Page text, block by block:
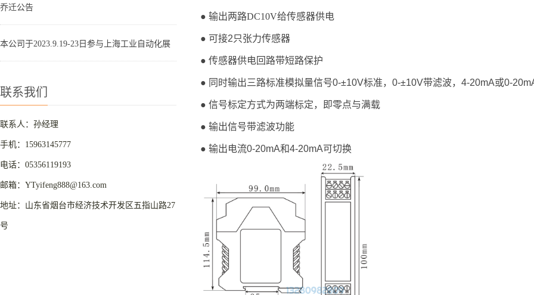
乔迁公告
本公司于2023.9.19-23日参与上海工业自动化展
联系我们
联系人：孙经理
手机：15963145777
电话：05356119193
邮箱：YTyifeng888@163.com
地址：山东省烟台市经济技术开发区五指山路27
号
● 输出两路DC10V给传感器供电
● 可接2只张力传感器
● 传感器供电回路带短路保护
● 同时输出三路标准模拟量信号0-±10V标准， 0-±10V带滤波，4-20mA或0-
● 信号标定方式为两端标定，即零点与满载
● 输出信号带滤波功能
● 输出电流0-20mA和4-20mA可切换